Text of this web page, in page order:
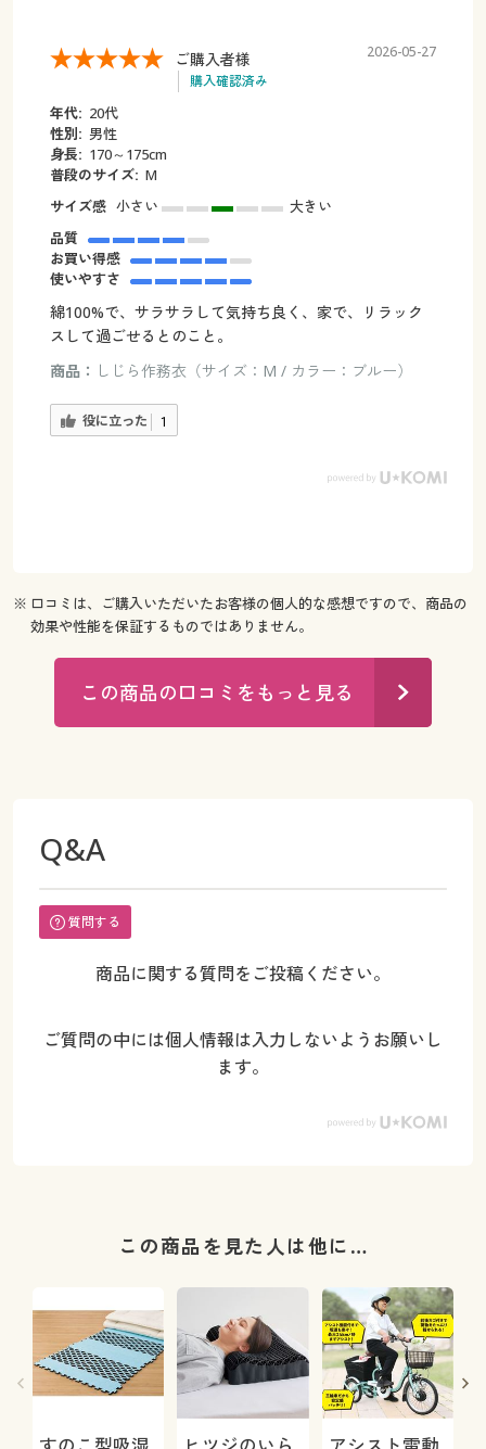
ご購入者様
購入確認済み
2026-05-27
年代: 20代
性別: 男性
身長: 170～175cm
普段のサイズ: M
サイズ感 小さい
大きい
品質
お買い得感
使いやすさ
綿100%で、サラサラして気持ち良く、家で、リラック
スして過ごせるとのこと。
商品： しじら作務衣（サイズ：M / カラー：ブルー）
役に立った 1
※ 口コミは、ご購入いただいたお客様の個人的な感想ですので、商品の
効果や性能を保証するものではありません。
この商品の口コミをもっと見る
Q&A
質問する
商品に関する質問をご投稿ください。
ご質問の中には個人情報は入力しないようお願いし
ます。
この商品を見た人は他に…